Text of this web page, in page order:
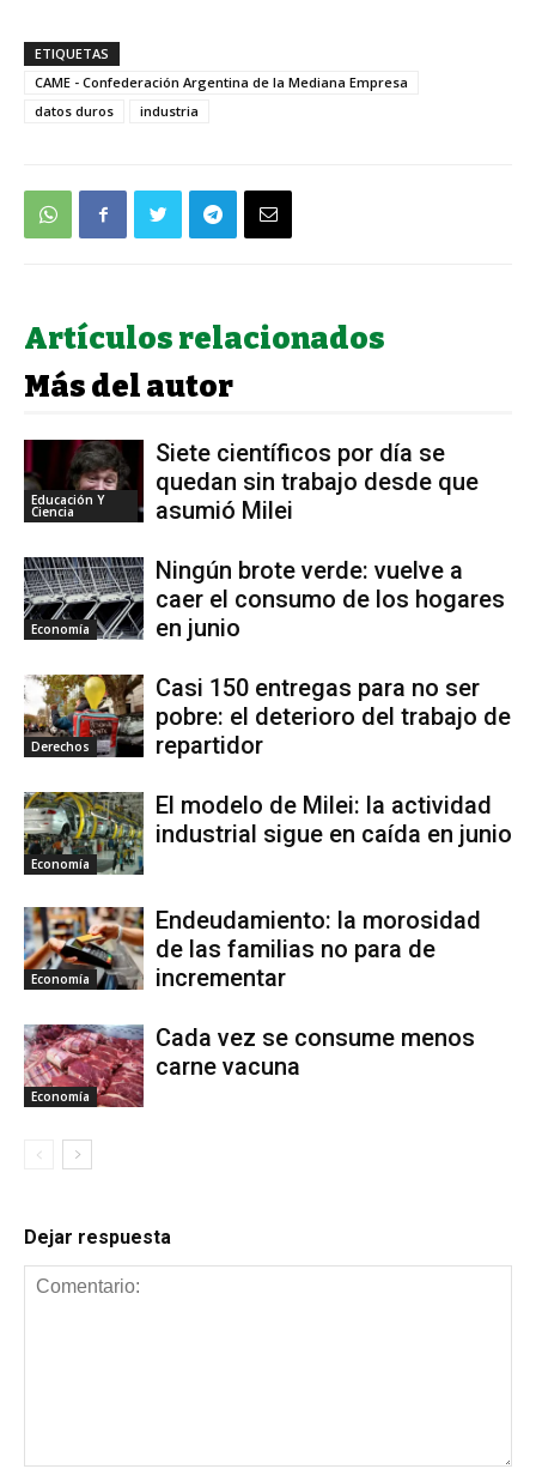
ETIQUETAS
CAME - Confederación Argentina de la Mediana Empresa
datos duros
industria
Artículos relacionados
Más del autor
Educación Y
Ciencia
Siete científicos por día se
quedan sin trabajo desde que
asumió Milei
Economía
Ningún brote verde: vuelve a
caer el consumo de los hogares
en junio
Derechos
Casi 150 entregas para no ser
pobre: el deterioro del trabajo de
repartidor
Economía
El modelo de Milei: la actividad
industrial sigue en caída en junio
Economía
Endeudamiento: la morosidad
de las familias no para de
incrementar
Economía
Cada vez se consume menos
carne vacuna
Dejar respuesta